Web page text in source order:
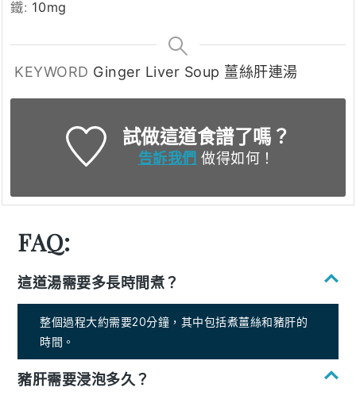
鐵: 10mg
KEYWORD Ginger Liver Soup 薑絲肝連湯
試做這道食譜了嗎？
告訴我們 做得如何！
FAQ:
這道湯需要多長時間煮？
整個過程大約需要20分鐘，其中包括煮薑絲和豬肝的
時間。
豬肝需要浸泡多久？